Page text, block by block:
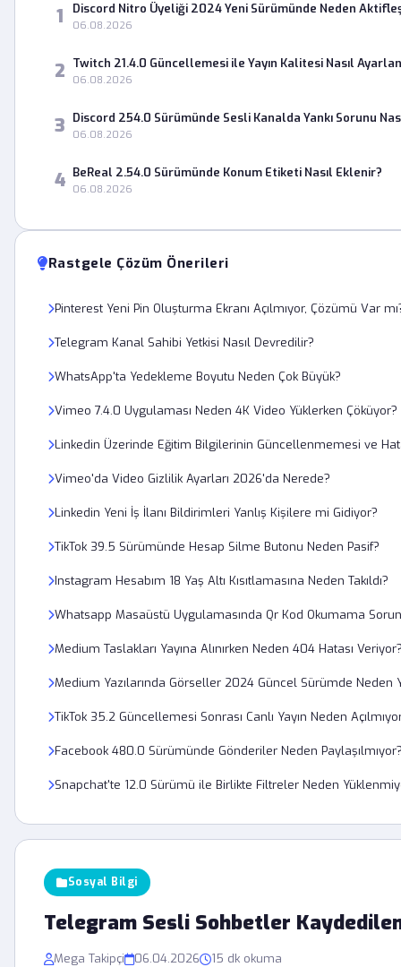
Sosyal Bilgi
Telegram Sesli Sohbetler
Mega Takipçi 06.04.2026 15 dk okuma
1 Discord Nitro Üyeliği 2024 Yeni Sürümünde Neden
06.08.2026
2 Twitch 21.4.0 Güncellemesi ile Yayın Kalitesi Nasıl
06.08.2026
3 Discord 254.0 Sürümünde Sesli Kanalda Yankı Sorunu
06.08.2026
4 BeReal 2.54.0 Sürümünde Konum Etiketi Nasıl Eklenir?
06.08.2026
Rastgele Çözüm Önerileri
Pinterest Yeni Pin Oluşturma Ekranı Açılmıyor, Çözümü Var
Telegram Kanal Sahibi Yetkisi Nasıl Devredilir?
WhatsApp'ta Yedekleme Boyutu Neden Çok Büyük?
Vimeo 7.4.0 Uygulaması Neden 4K Video Yüklerken Çöküyor?
Linkedin Üzerinde Eğitim Bilgilerinin Güncellenmemesi ve
Vimeo'da Video Gizlilik Ayarları 2026'da Nerede?
Linkedin Yeni İş İlanı Bildirimleri Yanlış Kişilere mi Gidiyor?
TikTok 39.5 Sürümünde Hesap Silme Butonu Neden Pasif?
Instagram Hesabım 18 Yaş Altı Kısıtlamasına Neden Takıldı?
Whatsapp Masaüstü Uygulamasında Qr Kod Okumama
Medium Taslakları Yayına Alınırken Neden 404 Hatası
Medium Yazılarında Görseller 2024 Güncel Sürümde Neden
TikTok 35.2 Güncellemesi Sonrası Canlı Yayın Neden
Facebook 480.0 Sürümünde Gönderiler Neden
Snapchat'te 12.0 Sürümü ile Birlikte Filtreler Neden